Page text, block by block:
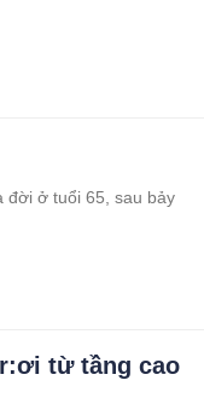
đời ở tuổi 65, sau bảy
từ tầng cao